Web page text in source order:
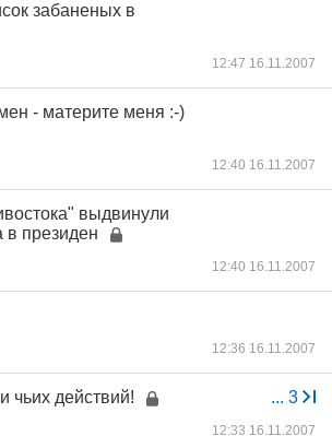
забаненых в
12:47 16.11.2007
- материте меня :-)
12:40 16.11.2007
выдвинули
в президен
12:40 16.11.2007
12:36 16.11.2007
... 3
чьих действий!
12:33 16.11.2007